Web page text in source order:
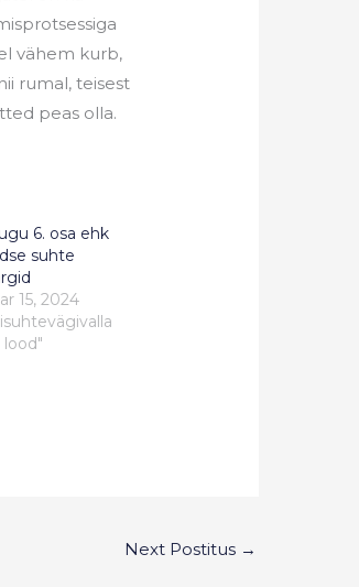
vähem kurb,
rumal, teisest
peas olla.
6. osa ehk
suhte
15, 2024
Next Postitus →